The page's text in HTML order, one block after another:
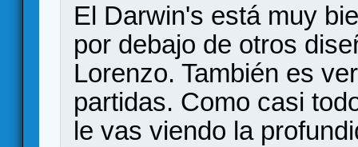
El Darwin's está muy
por debajo de otros
Lorenzo. También es
partidas. Como casi
le vas viendo la